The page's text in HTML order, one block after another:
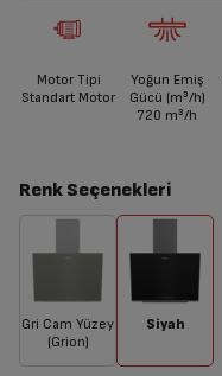
Motor Tipi
Standart Motor
Yoğun Emiş
Gücü (m³/h)
720 m³/h
Renk Seçenekleri
Gri Cam Yüzey
(Grion)
Siyah